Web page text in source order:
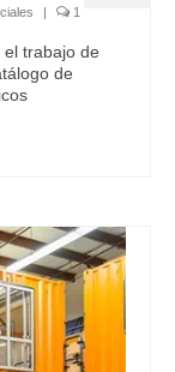
| 1
trabajo de
de